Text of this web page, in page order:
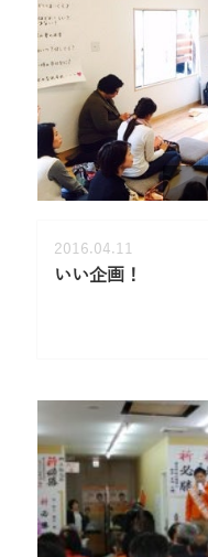
2016.04.11
いい企画！